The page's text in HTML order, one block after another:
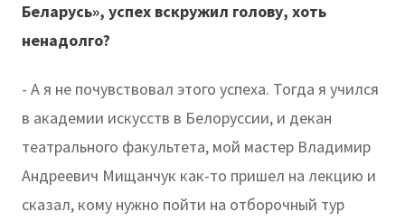
Беларусь», успех вскружил голову, хоть
ненадолго?
- А я не почувствовал этого успеха. Тогда я учился
в академии искусств в Белоруссии, и декан
театрального факультета, мой мастер Владимир
Андреевич Мищанчук как-то пришел на лекцию и
сказал, кому нужно пойти на отборочный тур